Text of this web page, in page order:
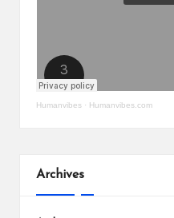
Humanvibes · Humanvibes.com
Archives